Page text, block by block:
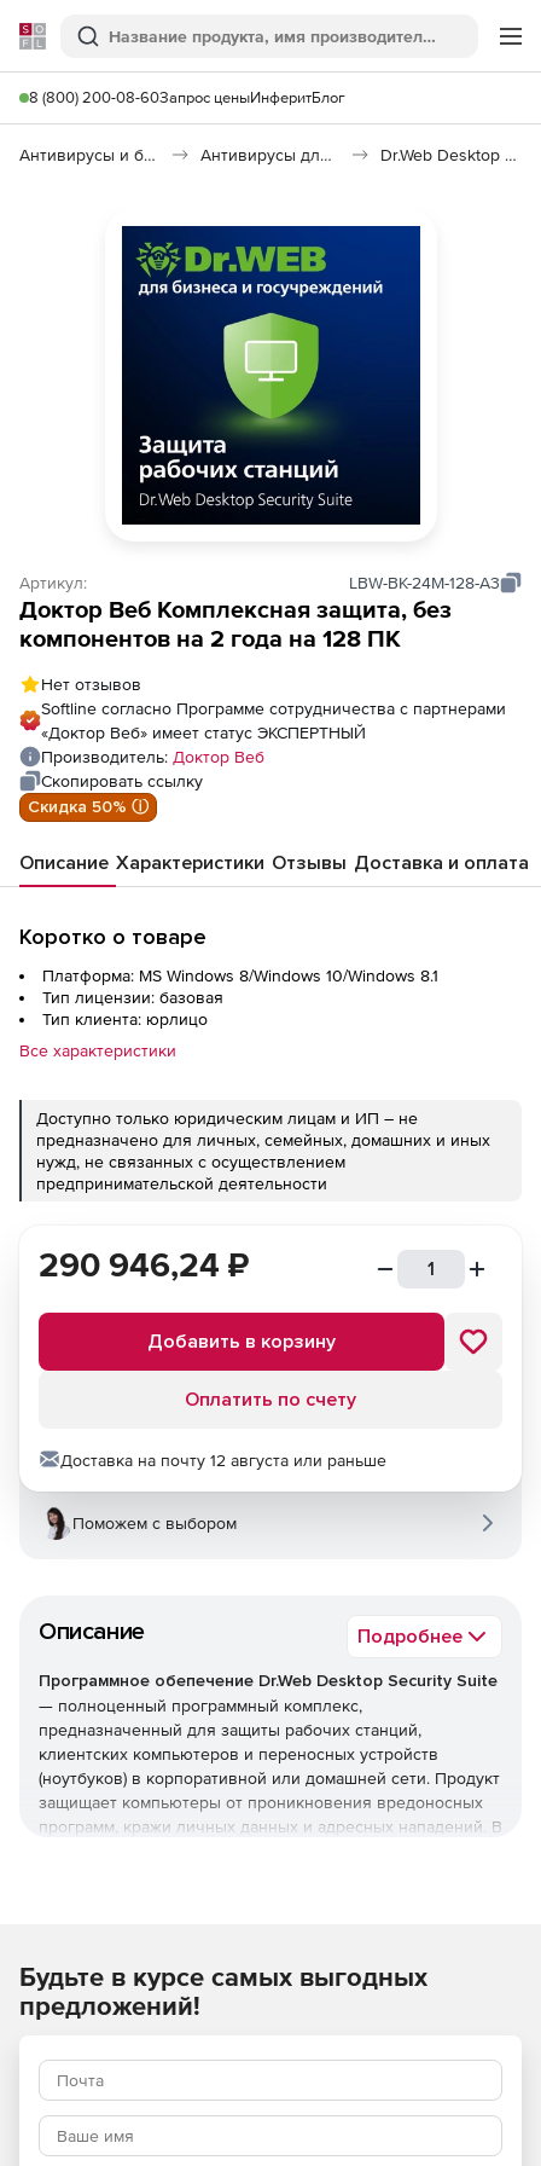
Softline
Поиск
8 (800) 200-08-60Запрос ценыИнферитБлог
Антивирусы и безопасность Антивирусы для организаций Dr.Web Desktop Security Suite
Артикул: LBW-BK-24M-128-A3
Доктор Веб Комплексная защита, без
компонентов на 2 года на 128 ПК
Нет отзывов
Softline согласно Программе сотрудничества с партнерами
«Доктор Веб» имеет статус ЭКСПЕРТНЫЙ
Производитель: Доктор Веб
Скопировать ссылку
Скидка 50% ⓘ
Описание Характеристики Отзывы Доставка и оплата
Коротко о товаре
Платформа: MS Windows 8/Windows 10/Windows 8.1
Тип лицензии: базовая
Тип клиента: юрлицо
Все характеристики
Доступно только юридическим лицам и ИП – не
предназначено для личных, семейных, домашних и иных
нужд, не связанных с осуществлением
предпринимательской деятельности
Описание Подробнее
Программное обепечение Dr.Web Desktop Security Suite
— полноценный программный комплекс,
предназначенный для защиты рабочих станций,
клиентских компьютеров и переносных устройств
(ноутбуков) в корпоративной или домашней сети. Продукт
защищает компьютеры от проникновения вредоносных
программ, кражи личных данных и адресных нападений. В
Преимущества Dr.Web Desktop
Наличие сертификатов
Dr.Web Desktop Security Suite имеет сертификаты
соответствия ФСТЭК России и ФСБ. Это означает, что
290 946,24 ₽
Добавить в корзину
Оплатить по счету
Доставка на почту 12 августа или раньше
Поможем с выбором
Будьте в курсе самых выгодных
предложений!